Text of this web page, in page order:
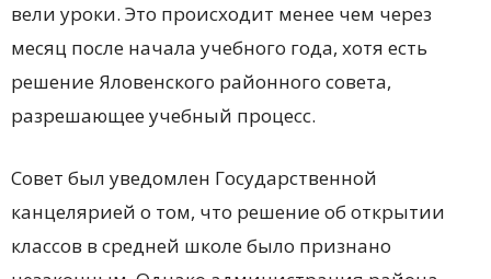
вели уроки. Это происходит менее чем через
месяц после начала учебного года, хотя есть
решение Яловенского районного совета,
разрешающее учебный процесс.
Совет был уведомлен Государственной
канцелярией о том, что решение об открытии
классов в средней школе было признано